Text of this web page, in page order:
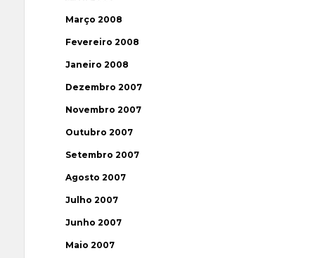
Março 2008
Fevereiro 2008
Janeiro 2008
Dezembro 2007
Novembro 2007
Outubro 2007
Setembro 2007
Agosto 2007
Julho 2007
Junho 2007
Maio 2007